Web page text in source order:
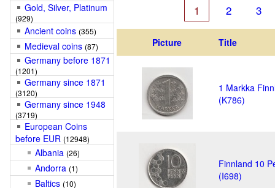
Gold, Silver, Platinum
(929)
Ancient coins (355)
Medieval coins (87)
Germany before 1871
(1201)
Germany since 1871
(3120)
Germany since 1948
(3719)
European Coins
before EUR (12948)
Albania (26)
Andorra (1)
Baltics (10)
1 2 3
Picture Title
1 Markka
(K786)
Finnland 10
(I698)